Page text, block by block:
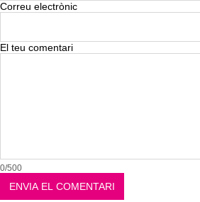
Correu electrònic
El teu comentari
0/500